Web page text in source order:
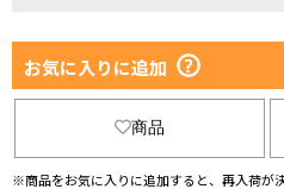
お気に入りに追加
商品
※商品をお気に入りに追加すると、再入荷が